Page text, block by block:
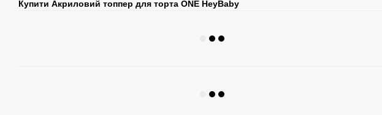
Купити Акриловий топпер для торта ONE HeyBaby